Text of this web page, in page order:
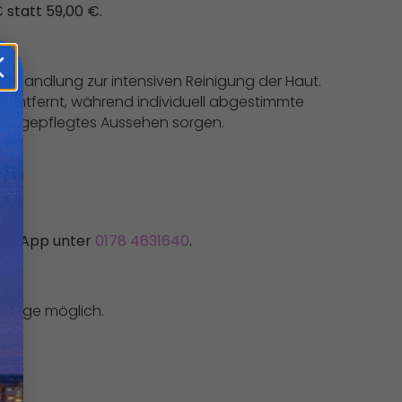
statt 59,00 €.
zur intensiven Reinigung der Haut.
entfernt, während individuell abgestimmte
gepflegtes Aussehen sorgen.
unter 0178 4631640.
möglich.